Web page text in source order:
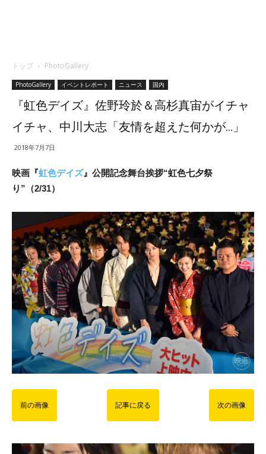
トップ PhotoGallery
PhotoGallery イベントレポート ニュース 国内
『虹色デイズ』佐野玲於＆高杉真宙がイチャ
イチャ、中川大志「友情を超えた何かが…」
2018年7月7日
映画『虹色デイズ』公開記念舞台挨拶“虹色七夕祭
り”（2/31）
前の画像 記事に戻る 次の画像